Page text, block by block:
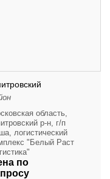
область,
р-н, г/п
логистический
"Белый Раст
по